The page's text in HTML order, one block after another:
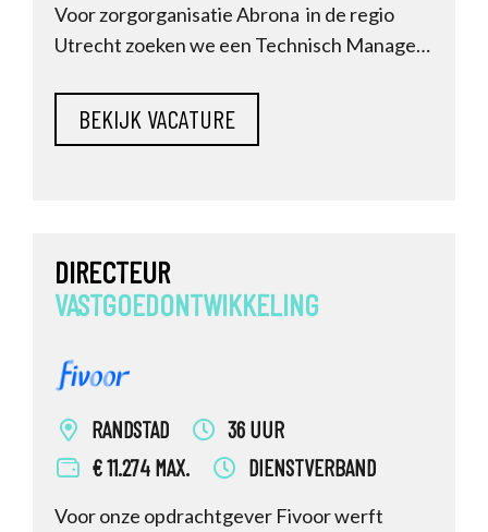
Voor zorgorganisatie Abrona in de regio
Utrecht zoeken we een Technisch Manager
DIRECTEUR
VASTGOEDONTWIKKELING
RANDSTAD
36 UUR
€ 11.274 MAX.
DIENSTVERBAND
Voor onze opdrachtgever Fivoor werft